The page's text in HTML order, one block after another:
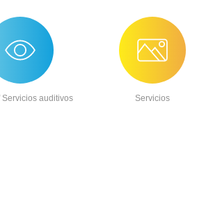
Servicios auditivos Servicios